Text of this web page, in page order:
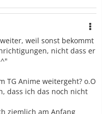
weil sonst bekommt
nicht dass er
TG Anime weitergeht? o.O
dass ich das noch nicht
ziemlich am Anfang